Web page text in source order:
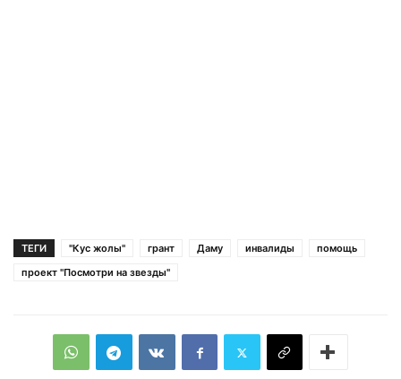
ТЕГИ "Кус жолы" грант Даму инвалиды
помощь
проект "Посмотри на звезды"